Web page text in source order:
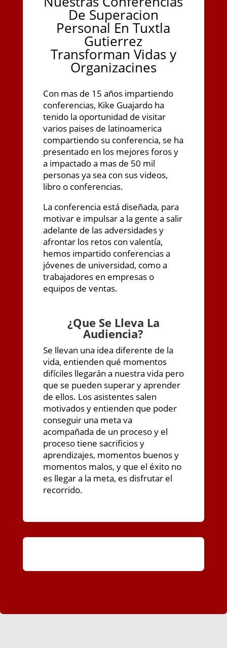
De Superacion
Personal En Tuxtla
Gutierrez
Transforman Vidas y
Organizacines
Con mas de 15 años impartiendo
conferencias, Kike Guajardo ha
tenido la oportunidad de visitar
varios paises de latinoamerica
compartiendo su conferencia, se ha
presentado en los mejores foros y
a impactado a mas de 50 mil
personas ya sea con sus videos,
libro o conferencias.
La conferencia está diseñada, para
motivar e impulsar a la gente a salir
adelante de las adversidades y
afrontar los retos con valentía,
hemos impartido conferencias a
jóvenes de universidad, como a
trabajadores en empresas o
equipos de ventas.
¿Que Se Lleva La
Audiencia?
Se llevan una idea diferente de la
vida, entienden qué momentos
difíciles llegarán a nuestra vida pero
que se pueden superar y aprender
de ellos. Los asistentes salen
motivados y entienden que poder
conseguir una meta va
acompañada de un proceso y el
proceso tiene sacrificios y
aprendizajes, momentos buenos y
momentos malos, y que el éxito no
es llegar a la meta, es disfrutar el
recorrido.